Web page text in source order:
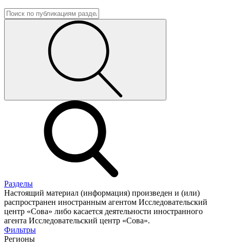
Разделы
Настоящий материал (информация) произведен и (или)
распространен иностранным агентом Исследовательский
центр «Сова» либо касается деятельности иностранного
агента Исследовательский центр «Сова».
Фильтры
Регионы